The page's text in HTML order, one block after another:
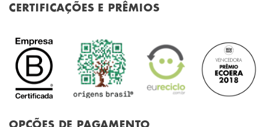
CERTIFICAÇÕES E PRÊMIOS